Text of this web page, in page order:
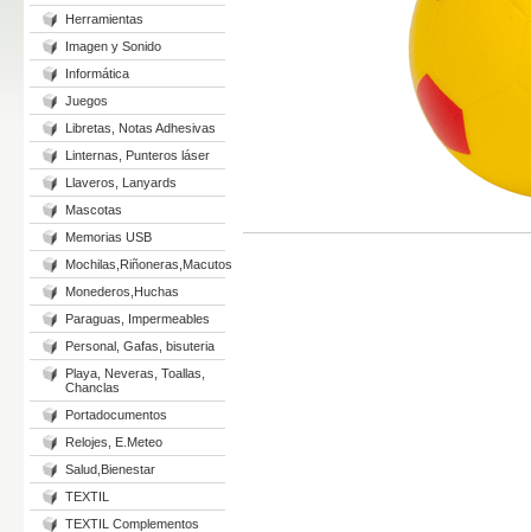
Herramientas
Imagen y Sonido
Informática
Juegos
Libretas, Notas Adhesivas
Linternas, Punteros láser
Llaveros, Lanyards
Mascotas
Memorias USB
Mochilas,Riñoneras,Macutos
Monederos,Huchas
Paraguas, Impermeables
Personal, Gafas, bisuteria
Playa, Neveras, Toallas,
Chanclas
Portadocumentos
Relojes, E.Meteo
Salud,Bienestar
TEXTIL
TEXTIL Complementos